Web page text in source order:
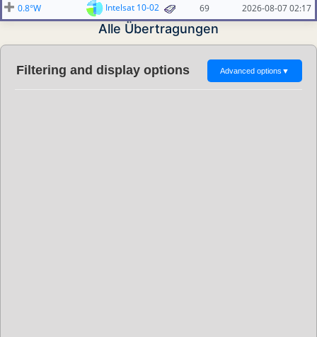
0.8°W
Intelsat 10-02 69 2026-08-07 02:17
Alle Übertragungen
Filtering and display options Advanced options ▼